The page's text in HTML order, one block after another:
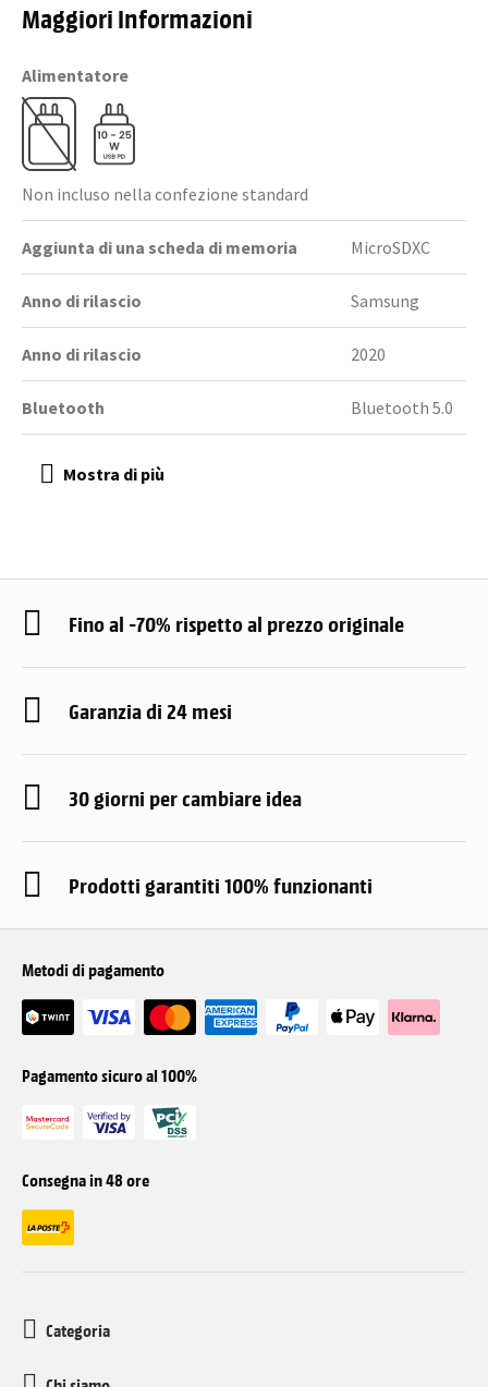
Maggiori Informazioni
Alimentatore
Non incluso nella confezione standard
Aggiunta di una scheda di memoria MicroSDXC
Anno di rilascio Samsung
Anno di rilascio 2020
Bluetooth Bluetooth 5.0
Fino al -70% rispetto al prezzo originale
Garanzia di 24 mesi
30 giorni per cambiare idea
Prodotti garantiti 100% funzionanti
Metodi di pagamento
Pagamento sicuro al 100%
Consegna in 48 ore
Categoria